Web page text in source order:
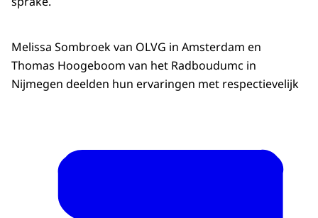
Melissa Sombroek van OLVG in Amsterdam en
Thomas Hoogeboom van het Radboudumc in
Nijmegen deelden hun ervaringen met respectievelijk